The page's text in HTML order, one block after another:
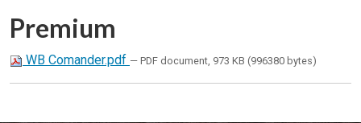
Premium
WB Comander.pdf — PDF document, 973 KB (996380 bytes)